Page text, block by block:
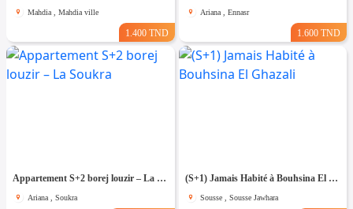
Mahdia , Mahdia ville
1.400 TND
Ariana , Ennasr
1.600 TND
Appartement S+2 borej louzir – La Soukra
Ariana , Soukra
(S+1) Jamais Habité à Bouhsina El Ghazali
Sousse , Sousse Jawhara